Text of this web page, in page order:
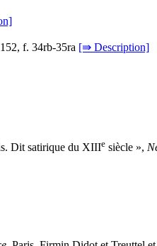
f. 34rb-35ra [⇛ Description]
Dit satirique du XIIIe siècle »,